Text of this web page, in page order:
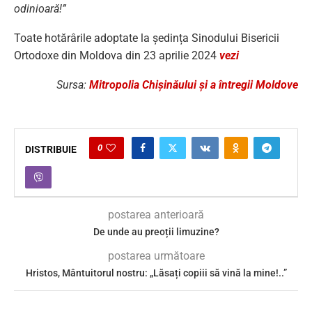
odinioară!”
Toate hotărârile adoptate la ședința Sinodului Bisericii
Ortodoxe din Moldova din 23 aprilie 2024 vezi
Sursa: Mitropolia Chișinăului și a întregii Moldove
DISTRIBUIE 0
postarea anterioară
De unde au preoții limuzine?
postarea următoare
Hristos, Mântuitorul nostru: „Lăsați copiii să vină la mine!..”